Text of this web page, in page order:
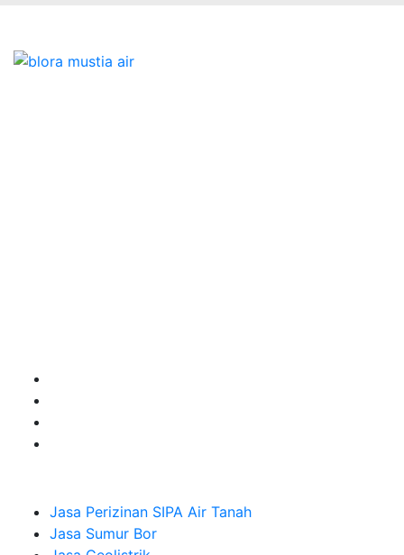
Jasa Perizinan SIPA Air Tanah
Jasa Sumur Bor